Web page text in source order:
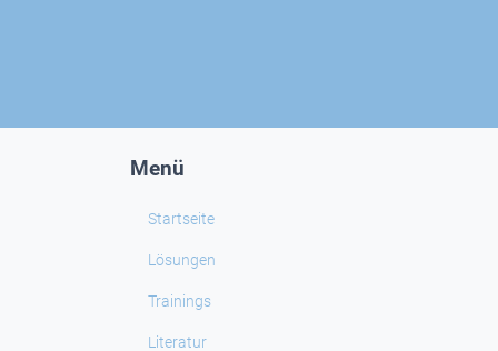
Menü
Startseite
Lösungen
Trainings
Literatur